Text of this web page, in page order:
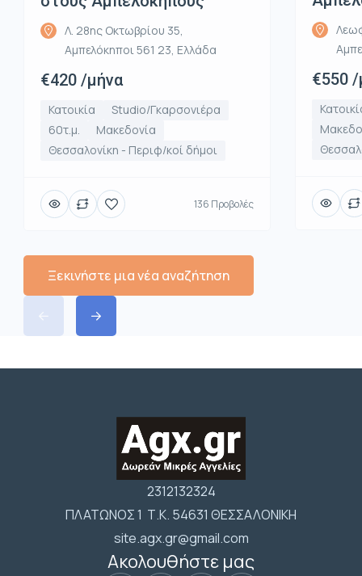
Λ. 28ης Οκτωβρίου 35,
Αμπελόκηποι 561 23, Ελλάδα
€420 /μήνα
Κατοικία
Studio/Γκαρσονιέρα
60τ.μ.
Μακεδονία
Θεσσαλονίκη - Περιφ/κοί δήμοι
136 Προβολές
€550
Ξεκινήστε μια νέα αναζήτηση
2312132324
ΠΛΑΤΩΝΟΣ 1 Τ.Κ. 54631 ΘΕΣΣΑΛΟΝΙΚΗ
site.agx.gr@gmail.com
Ακολουθήστε μας